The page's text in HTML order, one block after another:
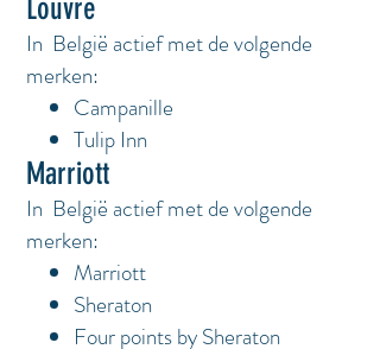
Louvre
In België actief met de volgende
merken:
Campanille
Tulip Inn
Marriott
In België actief met de volgende
merken:
Marriott
Sheraton
Four points by Sheraton